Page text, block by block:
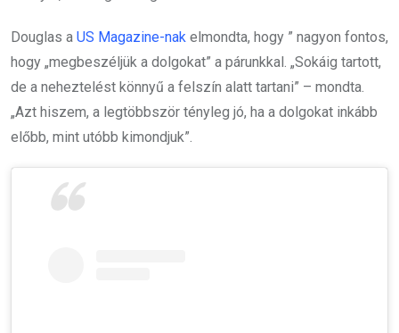
Douglas a US Magazine-nak elmondta, hogy ” nagyon fontos,
hogy „megbeszéljük a dolgokat” a párunkkal. „Sokáig tartott,
de a neheztelést könnyű a felszín alatt tartani” – mondta.
„Azt hiszem, a legtöbbször tényleg jó, ha a dolgokat inkább
előbb, mint utóbb kimondjuk”.